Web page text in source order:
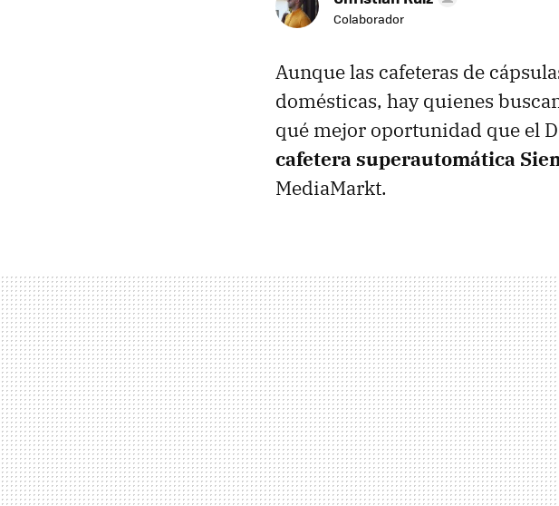
Colaborador
Aunque las cafeteras de
domésticas, hay quienes
qué mejor oportunidad que el
cafetera superautomática
MediaMarkt.